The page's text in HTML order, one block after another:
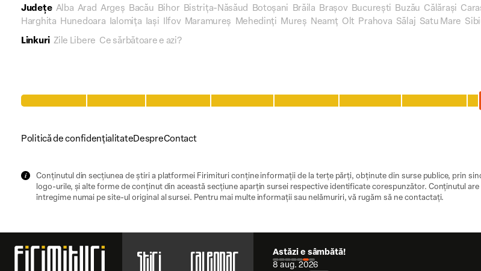
Județe Alba Arad Argeș Bacău Bihor Bistrița-Năsăud Botoșani Brăila Brașov București Buzău Călărași
Harghita Hunedoara Ialomița Iași Ilfov Maramureș Mehedinți Mureș Neamț Olt Prahova Sălaj Satu Mare
Linkuri Zile Libere Ce sărbătoare e azi?
Politică de confidențialitateDespreContact
Conținutul din secțiunea de știri a platformei Firimituri conține informații de la terțe părți, obținute din surse publice, prin
logo-urile, și alte forme de conținut din această secțiune aparțin sursei respective identificate corespunzător. Conținutul
întregime numai pe site-ul original al sursei. Pentru mai multe informații sau nelămuriri, vă rugăm să ne contactați.
Astăzi e sâmbătă!
8 aug. 2026